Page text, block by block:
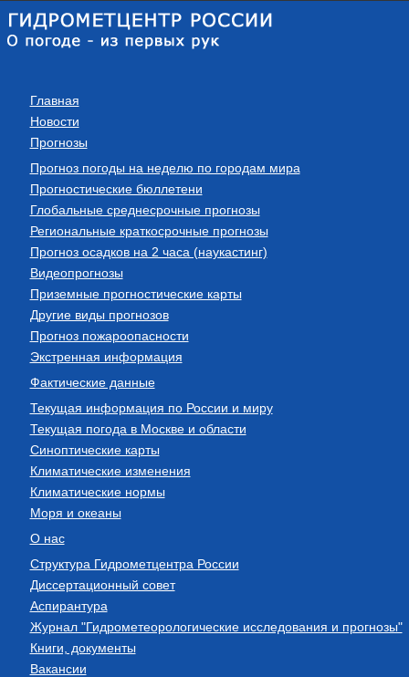
Главная
Новости
Прогнозы
Прогноз погоды на неделю по городам мира
Прогностические бюллетени
Глобальные среднесрочные прогнозы
Региональные краткосрочные прогнозы
Прогноз осадков на 2 часа (наукастинг)
Видеопрогнозы
Приземные прогностические карты
Другие виды прогнозов
Прогноз пожароопасности
Экстренная информация
Фактические данные
Текущая информация по России и миру
Текущая погода в Москве и области
Синоптические карты
Климатические изменения
Климатические нормы
Моря и океаны
О нас
Структура Гидрометцентра России
Диссертационный совет
Аспирантура
Журнал "Гидрометеорологические исследования и прогнозы"
Книги, документы
Вакансии